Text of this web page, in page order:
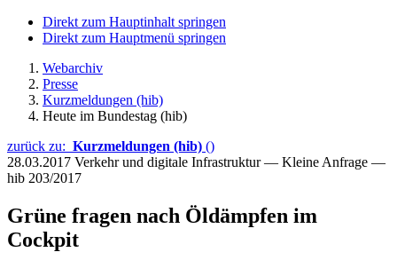
Direkt zum Hauptinhalt springen
Direkt zum Hauptmenü springen
Webarchiv
Presse
Kurzmeldungen (hib)
Heute im Bundestag (hib)
zurück zu: Kurzmeldungen (hib) ()
28.03.2017 Verkehr und digitale Infrastruktur — Kleine Anfrage —
hib 203/2017
Grüne fragen nach Öldämpfen im
Cockpit